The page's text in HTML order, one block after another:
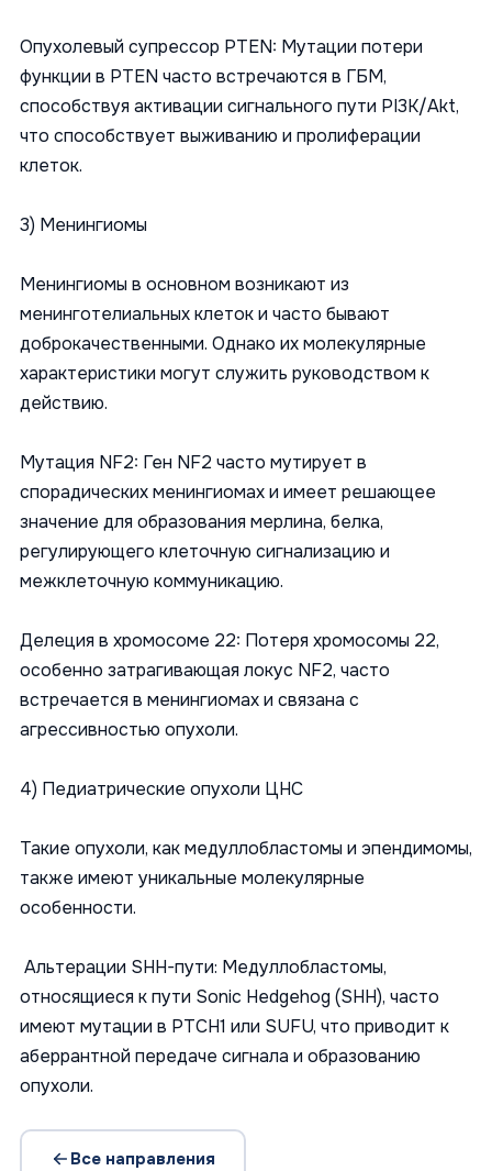
Опухолевый супрессор PTEN: Мутации потери
функции в PTEN часто встречаются в ГБМ,
способствуя активации сигнального пути PI3K/Akt,
что способствует выживанию и пролиферации
клеток.
3) Менингиомы
Менингиомы в основном возникают из
менинготелиальных клеток и часто бывают
доброкачественными. Однако их молекулярные
характеристики могут служить руководством к
действию.
Мутация NF2: Ген NF2 часто мутирует в
спорадических менингиомах и имеет решающее
значение для образования мерлина, белка,
регулирующего клеточную сигнализацию и
межклеточную коммуникацию.
Делеция в хромосоме 22: Потеря хромосомы 22,
особенно затрагивающая локус NF2, часто
встречается в менингиомах и связана с
агрессивностью опухоли.
4) Педиатрические опухоли ЦНС
Такие опухоли, как медуллобластомы и эпендимомы,
также имеют уникальные молекулярные
особенности.
Альтерации SHH-пути: Медуллобластомы,
относящиеся к пути Sonic Hedgehog (SHH), часто
имеют мутации в PTCH1 или SUFU, что приводит к
аберрантной передаче сигнала и образованию
опухоли.
Все направления